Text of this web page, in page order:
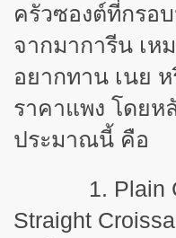
ครัวซองต์ที่กรอ
จากมาการีน เห
อยากทาน เนย
ราคาแพง โดยห
ประมาณนี้ คือ
1. Plain
Straight